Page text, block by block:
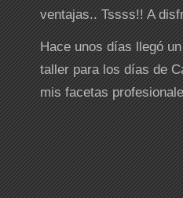
ventajas.. Tssss!! A
Hace unos días llegó
taller para los días de
mis facetas